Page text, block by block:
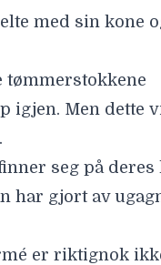
med sin kone
tømmerstokkene
igjen. Men dette
seg på deres
har gjort av
er riktignok